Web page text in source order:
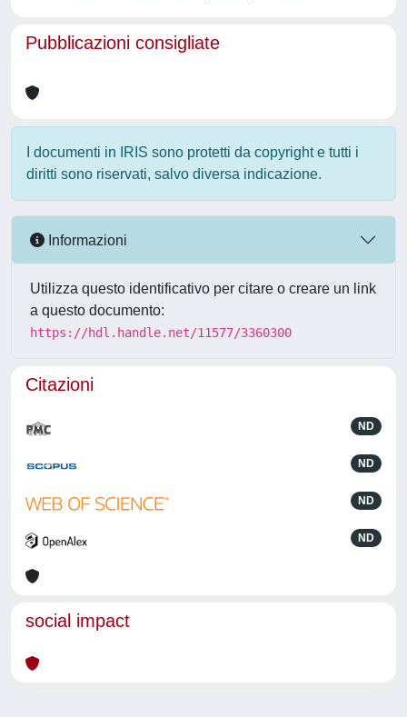
Pubblicazioni consigliate
I documenti in IRIS sono protetti da copyright e tutti i
diritti sono riservati, salvo diversa indicazione.
Informazioni
Utilizza questo identificativo per citare o creare un link
a questo documento:
https://hdl.handle.net/11577/3360300
Citazioni
ND
ND
ND
ND
social impact